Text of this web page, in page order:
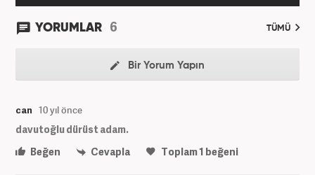
YORUMLAR 6 TÜMÜ
Bir Yorum Yapın
can 10 yıl önce
davutoğlu dürüst adam.
Beğen
Cevapla Toplam1 beğeni